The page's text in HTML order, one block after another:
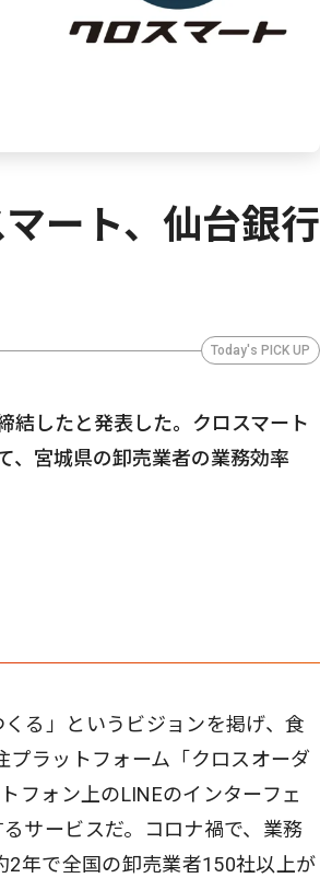
ート、仙台銀行
Today's PICK UP
結したと発表した。クロスマート
、宮城県の卸売業者の業務効率
る」というビジョンを掲げ、食
プラットフォーム「クロスオーダ
フォン上のLINEのインターフェ
サービスだ。コロナ禍で、業務
2年で全国の卸売業者150社以上が